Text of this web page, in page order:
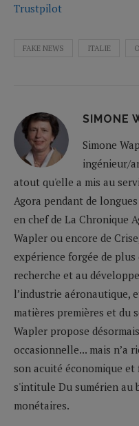
Trustpilot
FAKE NEWS ITALIE
SIMONE
Simone
ingénieur/
atout qu'elle a mis au
Agora pendant de
en chef de La Chronique
Wapler ou encore de
expérience forgée de plus
recherche et au
l’industrie aéronautique,
matières premières et du
Wapler propose
occasionnelle... mais n’a
son acuité économique
s'intitule Du sumérien au
monétaires.